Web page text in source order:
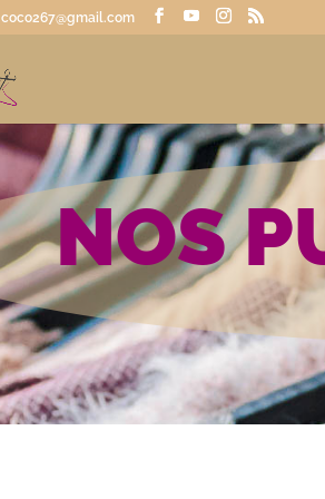
coco267@gmail.com
NOS